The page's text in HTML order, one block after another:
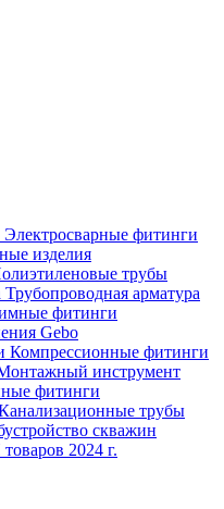
Электросварные фитинги
изделия
трубы
Трубопроводная арматура
фитинги
Gebo
Компрессионные фитинги
инструмент
фитинги
трубы
скважин
2024 г.